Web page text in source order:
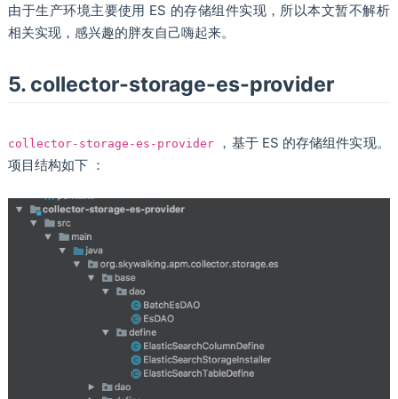
由于生产环境主要使用 ES 的存储组件实现，所以本文暂不解析
相关实现，感兴趣的胖友自己嗨起来。
5. collector-storage-es-provider
collector-storage-es-provider
，基于 ES 的存储组件实现。
项目结构如下 ：